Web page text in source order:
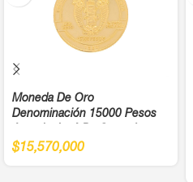
Moneda De Oro
Denominación 15000 Pesos
900
$15,570,000